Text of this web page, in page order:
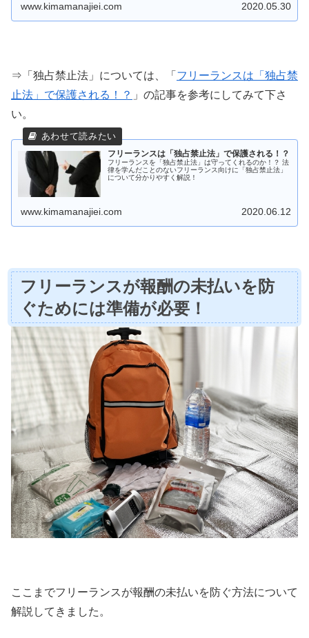
www.kimamanajiei.com 2020.05.30
⇒「独占禁止法」については、「 フリーランスは「独占禁
止法」で保護される！？ 」の記事を参考にしてみて下さ
い。
フリーランスは「独占禁止法」で保護される！？
フリーランスを「独占禁止法」は守ってくれるのか！？ 法
律を学んだことのないフリーランス向けに「独占禁止法」
について分かりやすく解説！
www.kimamanajiei.com 2020.06.12
フリーランスが報酬の未払いを防
ぐためには準備が必要！
ここまでフリーランスが報酬の未払いを防ぐ方法について
解説してきました。